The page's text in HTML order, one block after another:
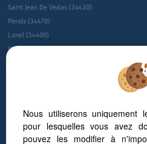
Saint Jean De Vedas (34430)
Perols (34470)
Lunel (34400)
Montpellier (34080)
Juvignac (34990)
Saint-gÉly-du-fesc (34980)
Nous utiliserons uniquement
pour lesquelles vous avez
pouvez les modifier à